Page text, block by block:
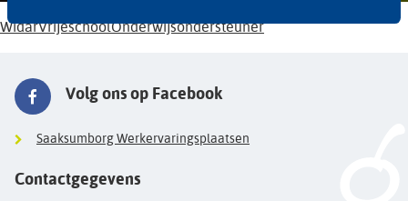
WidarVrijeschoolOnderwijsondersteuner
Volg ons op Facebook
Saaksumborg Werkervaringsplaatsen
Contactgegevens